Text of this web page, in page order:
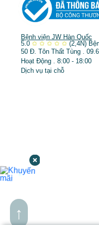
↑
Bệnh viện JW Hàn Quốc
5.0 ✩ ✩ ✩ ✩ ✩ (2,4N)
50 Đ. Tôn Thất Tùng .
Hoạt Động . 8:00 - 18:00
Dịch vụ tại chỗ